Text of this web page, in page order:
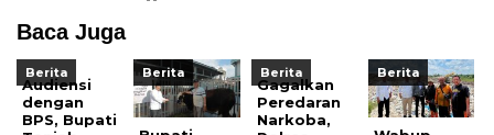
Baca Juga
Berita
Audiensi
dengan
BPS, Bupati
Berita Berita
Gagalkan
Peredaran
Narkoba,
Berita